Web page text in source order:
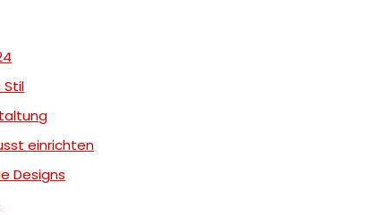
einrichten
Designs